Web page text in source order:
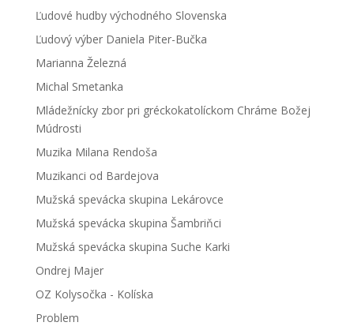
Ľudové hudby východného Slovenska
Ľudový výber Daniela Piter-Bučka
Marianna Železná
Michal Smetanka
Mládežnícky zbor pri gréckokatolíckom Chráme Božej
Múdrosti
Muzika Milana Rendoša
Muzikanci od Bardejova
Mužská spevácka skupina Lekárovce
Mužská spevácka skupina Šambriňci
Mužská spevácka skupina Suche Karki
Ondrej Majer
OZ Kolysočka - Kolíska
Problem